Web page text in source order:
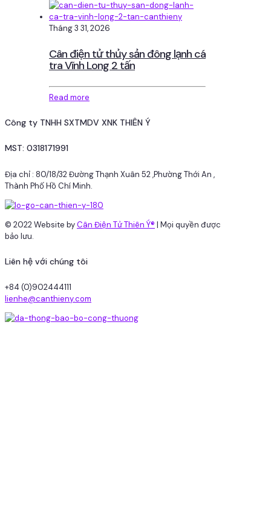
Tháng 3 31, 2026
Cân điện tử thủy sản đông lạnh cá
tra Vĩnh Long 2 tấn
Read more
Công ty TNHH SXTMDV XNK THIÊN Ý
MST: 0318171991
Địa chỉ : 80/18/32 Đường Thạnh Xuân 52 ,Phường Thới An ,
Thành Phố Hồ Chí Minh.
© 2022 Website byCân Điện Tử Thiên Ý® | Mọi quyền được
bảo lưu.
Liên hệ với chúng tôi
+84 (0)902444111
lienhe@canthieny.com